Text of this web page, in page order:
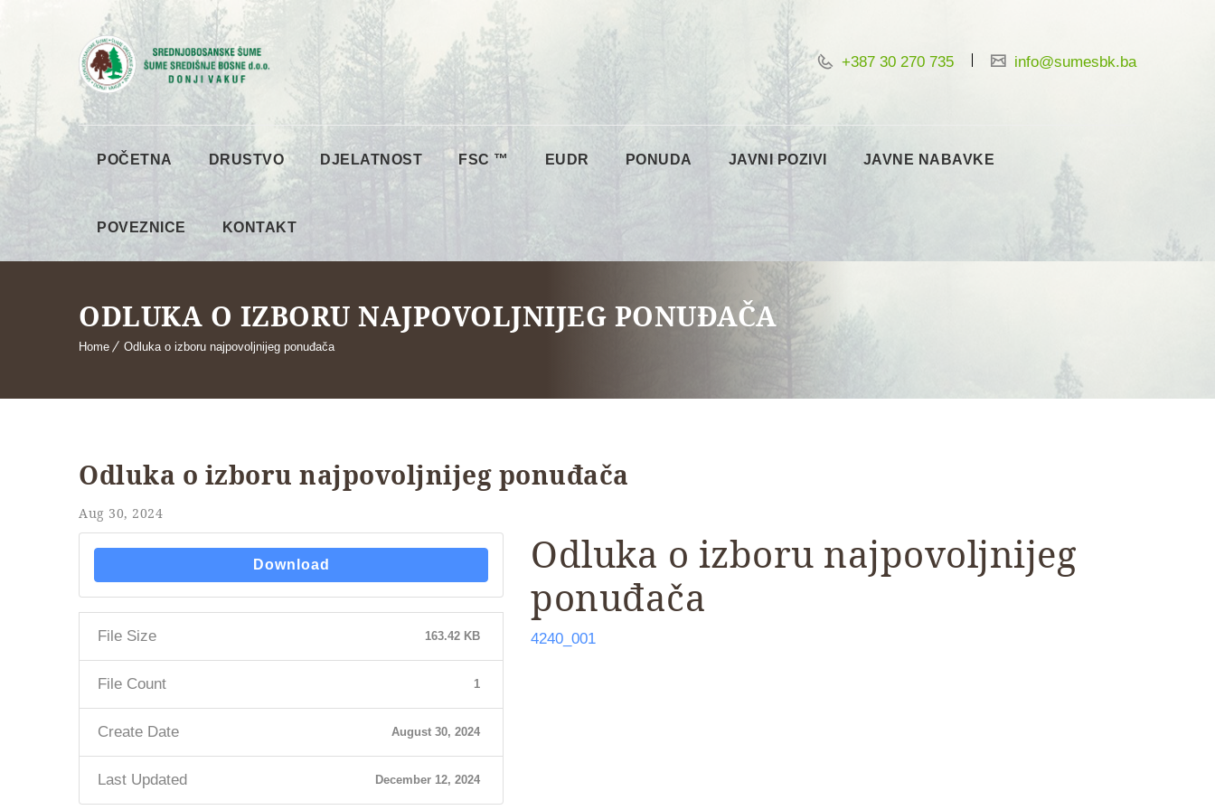
+387 30 270 735 info@sumesbk.ba
POČETNA DRUSTVO DJELATNOST FSC ™ EUDR PONUDA JAVNI POZIVI JAVNE NABAVKE
POVEZNICE KONTAKT
ODLUKA O IZBORU NAJPOVOLJNIJEG PONUĐAČA
Home Odluka o izboru najpovoljnijeg ponuđača
Odluka o izboru najpovoljnijeg ponuđača
Aug 30, 2024
Download
File Size 163.42 KB
File Count 1
Create Date August 30, 2024
Last Updated December 12, 2024
Odluka o izboru najpovoljnijeg
ponuđača
4240_001